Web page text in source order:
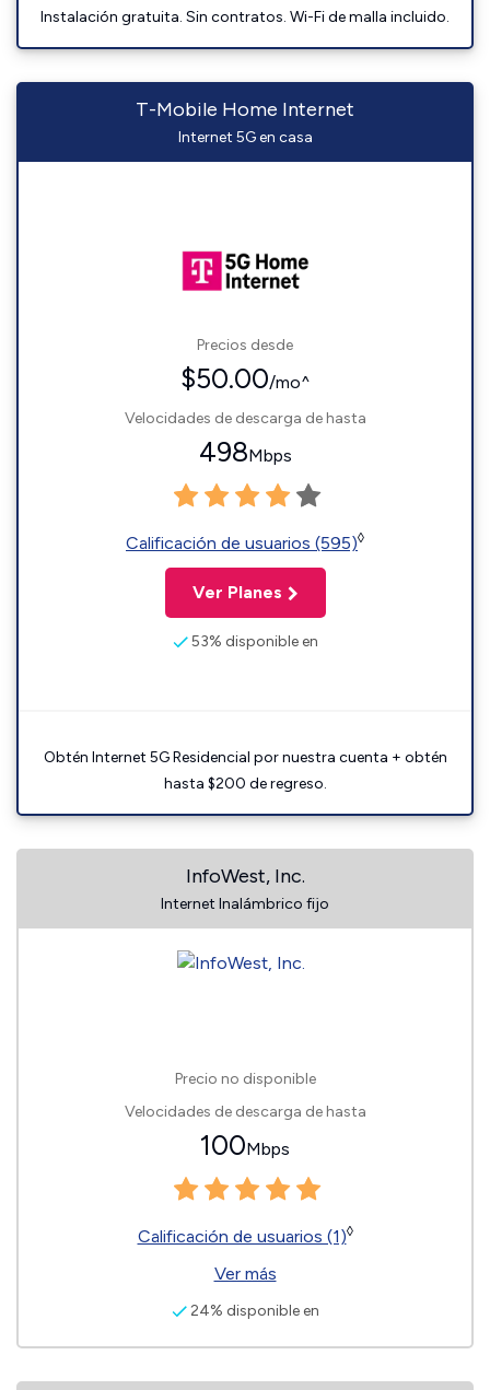
Instalación gratuita. Sin contratos. Wi-Fi de malla incluido.
T-Mobile Home Internet
Internet 5G en casa
Precios desde
$50.00/mo^
Velocidades de descarga de hasta
498Mbps
Calificación de usuarios (595)◊
Ver Planes
53% disponible en
Obtén Internet 5G Residencial por nuestra cuenta + obtén
hasta $200 de regreso.
InfoWest, Inc.
Internet Inalámbrico fijo
Precio no disponible
Velocidades de descarga de hasta
100Mbps
Calificación de usuarios (1)◊
Ver más
24% disponible en